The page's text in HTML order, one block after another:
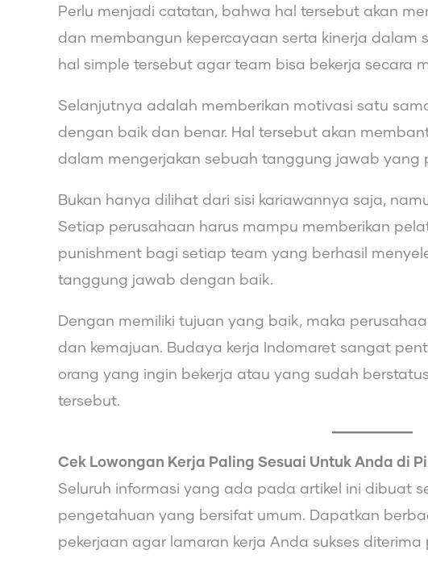
Perlu menjadi catatan, bahwa hal tersebut akan
dan membangun kepercayaan serta kinerja dalam
hal simple tersebut agar team bisa bekerja secara
Selanjutnya adalah memberikan motivasi satu
dengan baik dan benar. Hal tersebut akan
dalam mengerjakan sebuah tanggung jawab yang
Bukan hanya dilihat dari sisi kariawannya saja,
Setiap perusahaan harus mampu memberikan
punishment bagi setiap team yang berhasil
tanggung jawab dengan baik.
Dengan memiliki tujuan yang baik, maka
dan kemajuan. Budaya kerja Indomaret sangat
orang yang ingin bekerja atau yang sudah
tersebut.
Cek Lowongan Kerja Paling Sesuai Untuk Anda di
Seluruh informasi yang ada pada artikel ini dibuat
pengetahuan yang bersifat umum. Dapatkan
pekerjaan agar lamaran kerja Anda sukses diterima